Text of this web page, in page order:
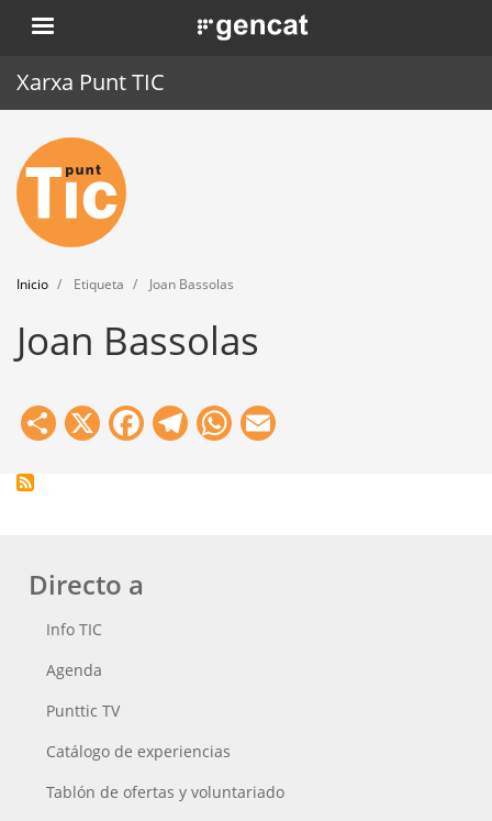
Pasar
al
. Obre en una nova finestra.
Xarxa Punt TIC
Inicio
Punt TIC
Actualidad
Agenda
Formación
Herramientas
Inicio Etiqueta Joan Bassolas
Joan Bassolas
Share
X Facebook
Telegram
WhatsApp
Directo a
Info TIC
Agenda
Punttic TV
Catálogo de experiencias
Tablón de ofertas y voluntariado